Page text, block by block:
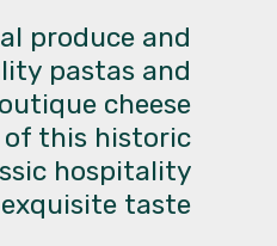
produce and
pastas and
cheese
of this historic
hospitality
taste.